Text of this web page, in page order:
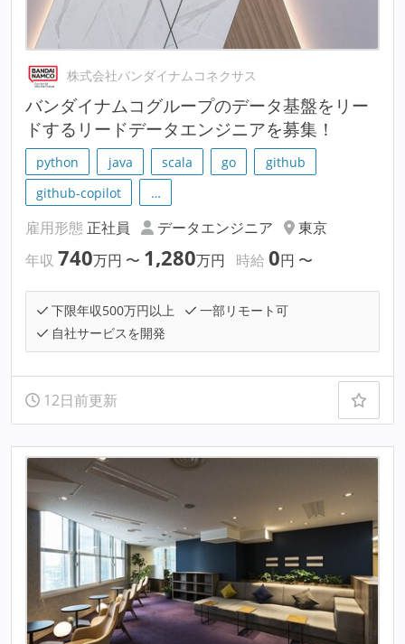
株式会社バンダイナムコネクサス
バンダイナムコグループのデータ基盤をリー
ドするリードデータエンジニアを募集！
python java scala go
github
github-copilot
…
雇用形態 正社員 データエンジニア
東京
年収 740万円 〜 1,280万円 時給 0円 〜
下限年収500万円以上
一部リモート可
自社サービスを開発
12日前更新